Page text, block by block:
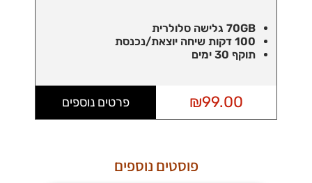
70GB גלישה סלולרית
100 דקות שיחה יוצאת/נכנסת
תוקף 30 ימים
₪99.00 פרטים נוספים
פוסטים נוספים